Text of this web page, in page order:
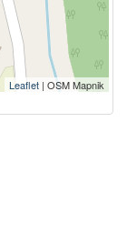
Leaflet | OSM Mapnik